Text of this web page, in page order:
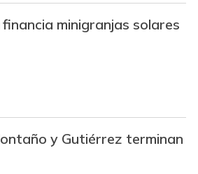
-$ 125,00 -1,49%
minigranjas solares
y Gutiérrez terminan